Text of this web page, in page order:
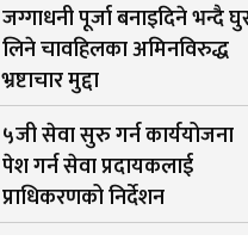
जग्गाधनी पूर्जा बनाइदिने भन्दै
लिने चावहिलका अमिनविरुद्ध
भ्रष्टाचार मुद्दा
५जी सेवा सुरु गर्न कार्ययोजना
पेश गर्न सेवा प्रदायकलाई
प्राधिकरणको निर्देशन